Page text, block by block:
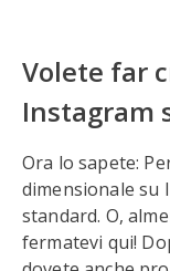
Volete far
Instagram
Ora lo sapete:
dimensionale su
standard. O,
fermatevi qui!